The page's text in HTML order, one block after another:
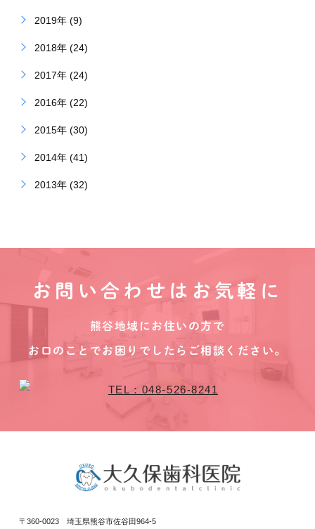
2019年 (9)
2018年 (24)
2017年 (24)
2016年 (22)
2015年 (30)
2014年 (41)
2013年 (32)
お問い合わせはお気軽に
熊谷地域にお住いの方で
お口のことでお困りでしたらご相談ください。
〒360-0023 埼玉県熊谷市佐谷田964-5